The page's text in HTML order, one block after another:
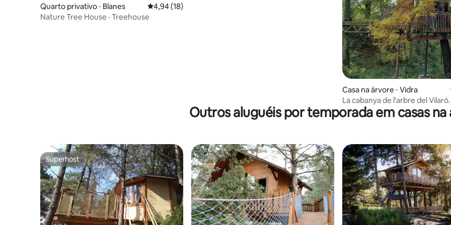
Quarto privativo ⋅ Blanes 4,94 de uma avaliação média de 5, 18 avaliações
4,94 (18)
Nature Tree House · Treehouse
Casa na árvore ⋅ Vidra
La cabanya de l'arbre del Vilaró.
árvore.
Outros aluguéis por temporada em casas na
Superhost
Superhost